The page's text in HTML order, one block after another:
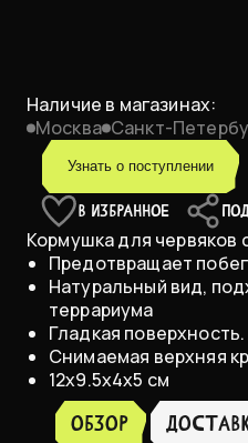
Наличие в магазинах:
Москва Санкт-
Узнать о поступлении
В ИЗБРАННОЕ
Кормушка для червяков
Предотвращает
Натуральный вид,
террариума
Гладкая
Снимаемая верхняя
12х9.5х4х5 см
Обзор